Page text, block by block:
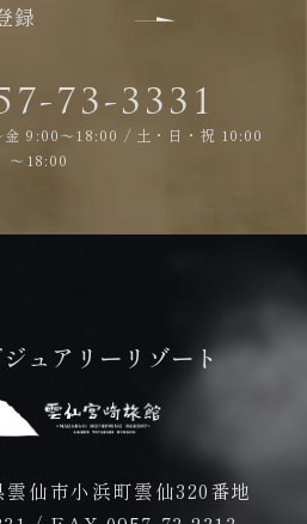
録
73-3331
金 9:00～18:00 / 土・日・祝 10:00
～18:00
ュアリーリゾート
仙市小浜町雲仙320番地